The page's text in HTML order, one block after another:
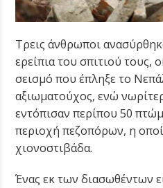
Τρεις άνθρωποι
ερείπια του σπιτιού τους,
σεισμό που έπληξε το
αξιωματούχος, ενώ
εντόπισαν περίπου 50
περιοχή πεζοπόρων, η
χιονοστιβάδα.
Ένας εκ των διασωθέντων